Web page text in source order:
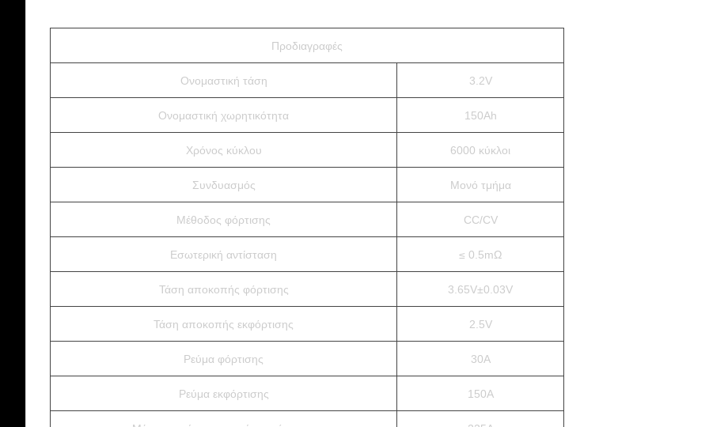
Προδιαγραφές
Ονομαστική τάση 3.2V
Ονομαστική χωρητικότητα 150Ah
Χρόνος κύκλου 6000 κύκλοι
Συνδυασμός Μονό τμήμα
Μέθοδος φόρτισης CC/CV
Εσωτερική αντίσταση ≤ 0.5mΩ
Τάση αποκοπής φόρτισης 3.65V±0.03V
Τάση αποκοπής εκφόρτισης 2.5V
Ρεύμα φόρτισης 30A
Ρεύμα εκφόρτισης 150A